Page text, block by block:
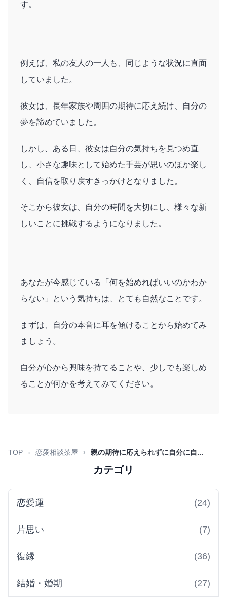
す。
例えば、私の友人の一人も、同じような状況に直面
していました。
彼女は、長年家族や周囲の期待に応え続け、自分の
夢を諦めていました。
しかし、ある日、彼女は自分の気持ちを見つめ直
し、小さな趣味として始めた手芸が思いのほか楽し
く、自信を取り戻すきっかけとなりました。
そこから彼女は、自分の時間を大切にし、様々な新
しいことに挑戦するようになりました。
あなたが今感じている「何を始めればいいのかわか
らない」という気持ちは、とても自然なことです。
まずは、自分の本音に耳を傾けることから始めてみ
ましょう。
自分が心から興味を持てることや、少しでも楽しめ
ることが何かを考えてみてください。
TOP 恋愛相談茶屋 親の期待に応えられずに自分に自...
カテゴリ
恋愛運 (24)
片思い (7)
復縁 (36)
結婚・婚期 (27)